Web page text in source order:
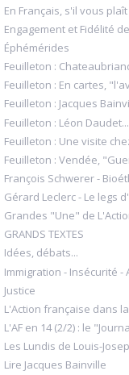
En Français, s'il vous plaît
Engagement et Fidélité
Éphémérides
Feuilleton :
Feuilleton : En cartes,
Feuilleton : Jacques
Feuilleton : Léon Daudet...
Feuilleton : Une visite
Feuilleton : Vendée,
François Schwerer -
Gérard Leclerc - Le legs
Grandes "Une" de
GRANDS TEXTES
Idées, débats...
Immigration - Insécurité -
Justice
L'Action française dans
L'AF en 14 (2/2) : le
Les Lundis de Louis-
Lire Jacques Bainville